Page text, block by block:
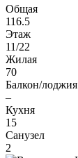
Общая
116.5
Этаж
11/22
Жилая
70
Балкон/лоджия
–
Кухня
15
Санузел
2